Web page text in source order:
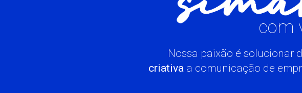
com
Nossa paixão é solucionar
criativa a comunicação de